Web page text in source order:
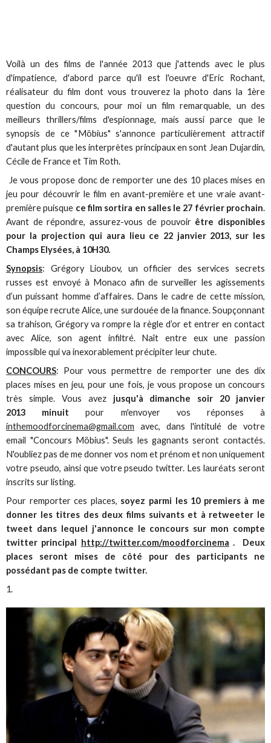
Voilà un des films de l'année 2013 que j'attends avec le plus
d'impatience, d'abord parce qu'il est l'oeuvre d'Eric Rochant,
réalisateur du film dont vous trouverez la photo dans la 1ère
question du concours, pour moi un film remarquable, un des
meilleurs thrillers/films d'espionnage, mais aussi parce que le
synopsis de ce "Möbius" s'annonce particulièrement attractif
d'autant plus que les interprètes principaux en sont Jean Dujardin,
Cécile de France et Tim Roth.
Je vous propose donc de remporter une des 10 places mises en
jeu pour découvrir le film en avant-première et une vraie avant-
première puisque ce film sortira en salles le 27 février prochain.
Avant de répondre, assurez-vous de pouvoir être disponibles
pour la projection qui aura lieu ce 22 janvier 2013, sur les
Champs Elysées, à 10H30.
Synopsis: Grégory Lioubov, un officier des services secrets
russes est envoyé à Monaco afin de surveiller les agissements
d’un puissant homme d’affaires. Dans le cadre de cette mission,
son équipe recrute Alice, une surdouée de la finance. Soupçonnant
sa trahison, Grégory va rompre la règle d’or et entrer en contact
avec Alice, son agent infiltré. Naît entre eux une passion
impossible qui va inexorablement précipiter leur chute.
CONCOURS: Pour vous permettre de remporter une des dix
places mises en jeu, pour une fois, je vous propose un concours
très simple. Vous avez jusqu'à dimanche soir 20 janvier
2013 minuit pour m'envoyer vos réponses à
inthemoodforcinema@gmail.com avec, dans l'intitulé de votre
email "Concours Möbius". Seuls les gagnants seront contactés.
N'oubliez pas de me donner vos nom et prénom et non uniquement
votre pseudo, ainsi que votre pseudo twitter. Les lauréats seront
inscrits sur listing.
Pour remporter ces places, soyez parmi les 10 premiers à me
donner les titres des deux films suivants et à retweeter le
tweet dans lequel j'annonce le concours sur mon compte
twitter principal http://twitter.com/moodforcinema . Deux
places seront mises de côté pour des participants ne
possédant pas de compte twitter.
1.